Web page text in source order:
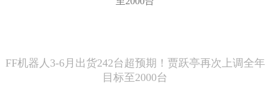
FF机器人3-6月出货242台超预期！贾跃亭再次上调全年
目标至2000台